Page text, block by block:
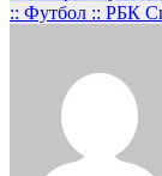
записям
:: Футбол :: РБК